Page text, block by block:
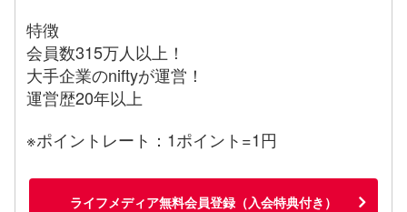
特徴
会員数315万人以上！
大手企業のniftyが運営！
運営歴20年以上
※ポイントレート：1ポイント=1円
ライフメディア無料会員登録（入会特典付き）